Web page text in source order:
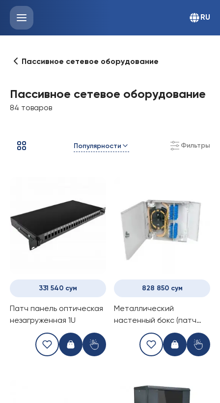
RU
Пассивное сетевое оборудование
Пассивное сетевое оборудование
84 товаров
Популярности Фильтры
331 540 сум
Патч панель оптическая
незагруженная 1U
828 850 сум
Металлический
настенный бокс (патч
панель) 32 порта